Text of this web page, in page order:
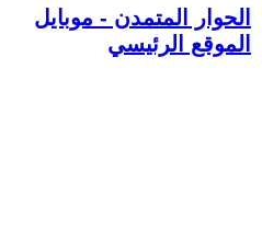
الحوار المتمدن - موبايل
الموقع الرئيسي